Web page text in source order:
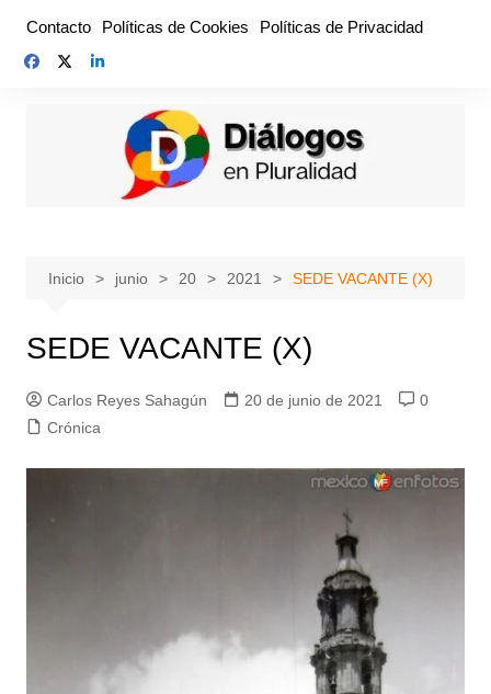
contenido
Contacto Políticas de Cookies Políticas de Privacidad
Inicio junio 20 2021 SEDE VACANTE (X)
SEDE VACANTE (X)
Carlos Reyes Sahagún 20 de junio de 2021
0
Crónica